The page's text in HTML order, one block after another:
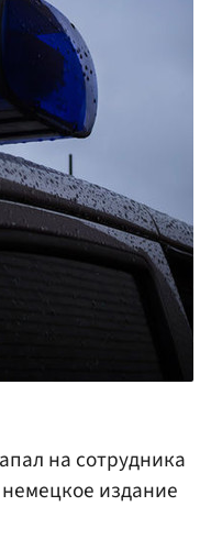
на сотрудника
немецкое издание